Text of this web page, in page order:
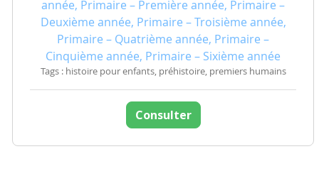
année, Primaire – Première année, Primaire –
Deuxième année, Primaire – Troisième année,
Primaire – Quatrième année, Primaire –
Cinquième année, Primaire – Sixième année
Tags : histoire pour enfants, préhistoire, premiers humains
Consulter